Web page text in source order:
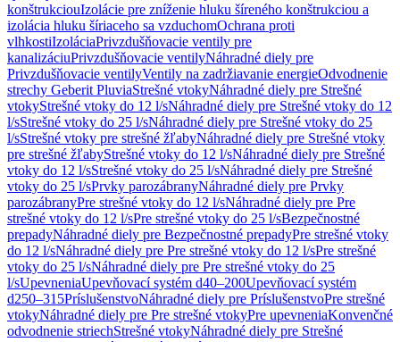
konštrukciouIzolácie pre zníženie hluku šíreného konštrukciou a
izolácia hluku šíriaceho sa vzduchomOchrana proti
vlhkostiIzoláciaPrivzdušňovacie ventily pre
kanalizáciuPrivzdušňovacie ventilyNáhradné diely pre
Privzdušňovacie ventilyVentily na zadržiavanie energieOdvodnenie
strechy Geberit PluviaStrešné vtokyNáhradné diely pre Strešné
vtokyStrešné vtoky do 12 l/sNáhradné diely pre Strešné vtoky do 12
l/sStrešné vtoky do 25 l/sNáhradné diely pre Strešné vtoky do 25
l/sStrešné vtoky pre strešné žľabyNáhradné diely pre Strešné vtoky
pre strešné žľabyStrešné vtoky do 12 l/sNáhradné diely pre Strešné
vtoky do 12 l/sStrešné vtoky do 25 l/sNáhradné diely pre Strešné
vtoky do 25 l/sPrvky parozábranyNáhradné diely pre Prvky
parozábranyPre strešné vtoky do 12 l/sNáhradné diely pre Pre
strešné vtoky do 12 l/sPre strešné vtoky do 25 l/sBezpečnostné
prepadyNáhradné diely pre Bezpečnostné prepadyPre strešné vtoky
do 12 l/sNáhradné diely pre Pre strešné vtoky do 12 l/sPre strešné
vtoky do 25 l/sNáhradné diely pre Pre strešné vtoky do 25
l/sUpevneniaUpevňovací systém d40–200Upevňovací systém
d250–315PríslušenstvoNáhradné diely pre PríslušenstvoPre strešné
vtokyNáhradné diely pre Pre strešné vtokyPre upevneniaKonvenčné
odvodnenie striechStrešné vtokyNáhradné diely pre Strešné